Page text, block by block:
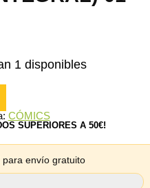
1 disponibles
CÓMICS
SUPERIORES A 50€!
para envío gratuito